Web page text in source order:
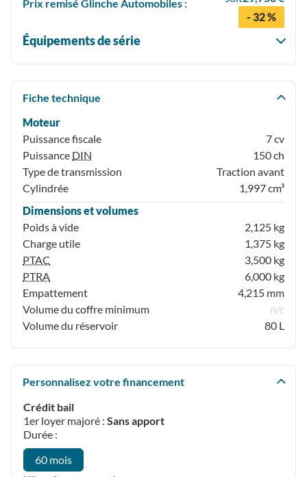
Prix remisé Glinche Automobiles :
- 32 %
Équipements de série
Fiche technique
Moteur
Puissance fiscale
7 cv
Puissance DIN
150 ch
Type de transmission
Traction avant
Cylindrée
1,997 cm³
Dimensions et volumes
Poids à vide
2,125 kg
Charge utile
1,375 kg
PTAC
3,500 kg
PTRA
6,000 kg
Empattement
4,215 mm
Volume du coffre minimum
n/c
Volume du réservoir
80 L
Personnalisez votre financement
Crédit bail
1er loyer majoré : Sans apport
Durée :
60 mois